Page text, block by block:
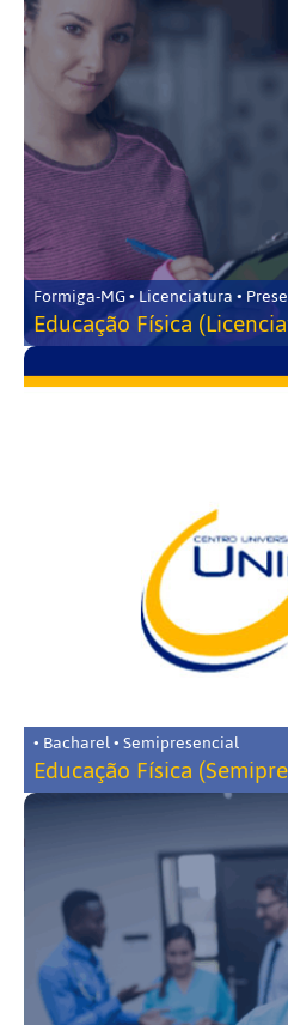
Formiga-MG • Licenciatura •
Educação Física
• Bacharel • Semipresencial
Educação Física